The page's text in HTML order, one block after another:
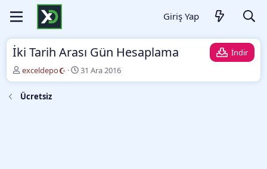
Giriş Yap
İki Tarih Arası Gün Hesaplama
İndir
Y
a
z
a
exceldepo
O
l
31 Ara 2016
Ücretsiz